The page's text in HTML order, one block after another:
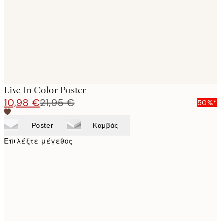
Live In Color Poster
10,98 €21,95 € 50%*
Poster Καμβάς
Επιλέξτε μέγεθος